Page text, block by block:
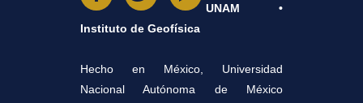
UNAM •
Instituto de Geofísica
Hecho en México, Universidad
Nacional Autónoma de México